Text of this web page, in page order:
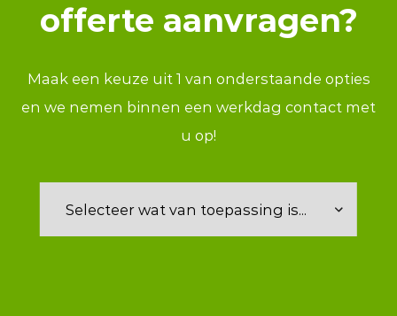
offerte aanvragen?
Maak een keuze uit 1 van onderstaande opties
en we nemen binnen een werkdag contact met
u op!